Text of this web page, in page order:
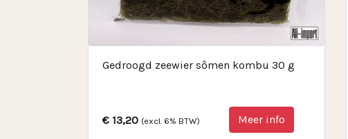
Gedroogd zeewier sômen kombu 30 g
€ 13,20 (excl. 6% BTW) Meer info